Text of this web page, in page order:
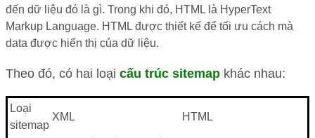
đến dữ liệu đó là gì. Trong khi đó, HTML là HyperText
Markup Language. HTML được thiết kế để tối ưu cách mà
data được hiển thị của dữ liệu.
Theo đó, có hai loại cấu trúc sitemap khác nhau:
Loại
sitemap
XML HTML